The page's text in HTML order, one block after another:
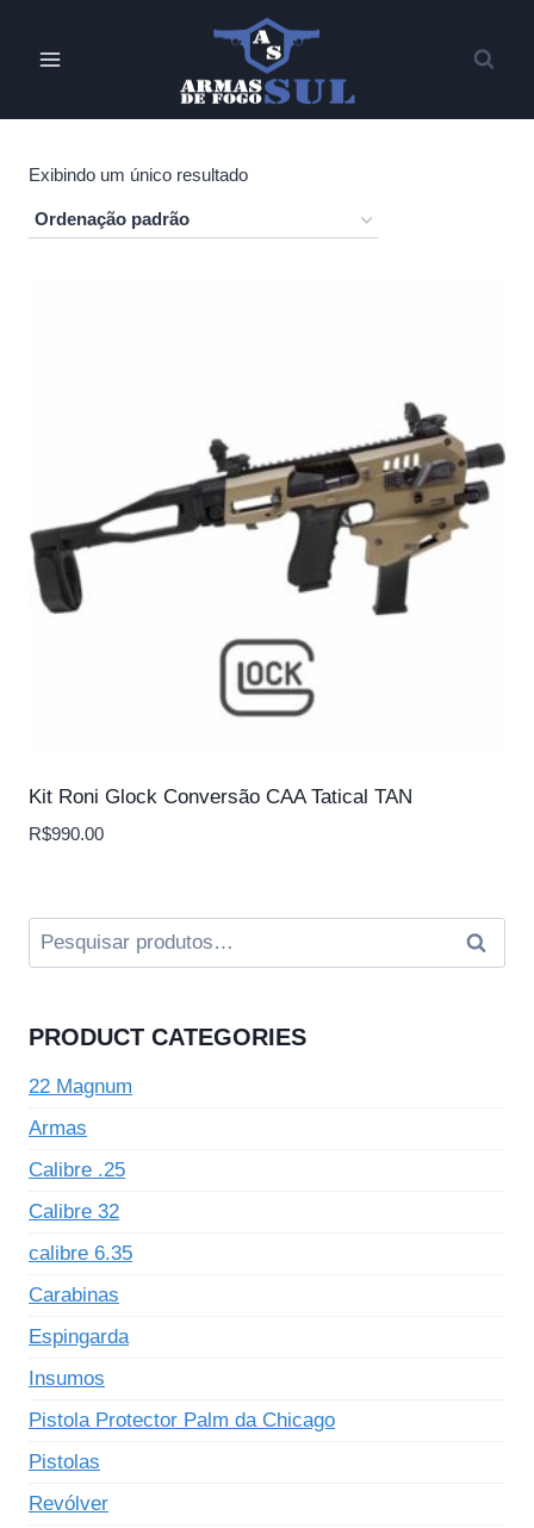
Exibindo um único resultado
Kit Roni Glock Conversão CAA Tatical TAN
R$990.00
Pesquisar
por:
PRODUCT CATEGORIES
22 Magnum
Armas
Calibre .25
Calibre 32
calibre 6.35
Carabinas
Espingarda
Insumos
Pistola Protector Palm da Chicago
Pistolas
Revólver